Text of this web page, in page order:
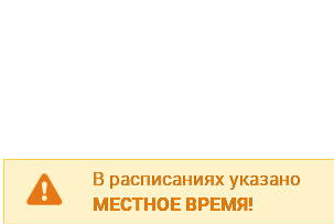
В расписаниях указано
МЕСТНОЕ ВРЕМЯ!